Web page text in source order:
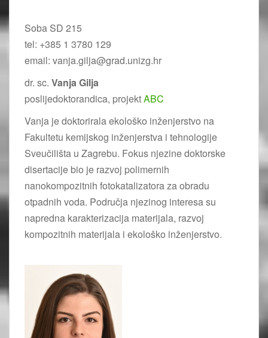
Soba SD 215
tel: +385 1 3780 129
email: vanja.gilja@grad.unizg.hr
dr. sc. Vanja Gilja
poslijedoktorandica, projektABC
Vanja je doktorirala ekološko inženjerstvo na
Fakultetu kemijskog inženjerstva i tehnologije
Sveučilišta u Zagrebu. Fokus njezine doktorske
disertacije bio je razvoj polimernih
nanokompozitnih fotokatalizatora za obradu
otpadnih voda. Područja njezinog interesa su
napredna karakterizacija materijala, razvoj
kompozitnih materijala i ekološko inženjerstvo.